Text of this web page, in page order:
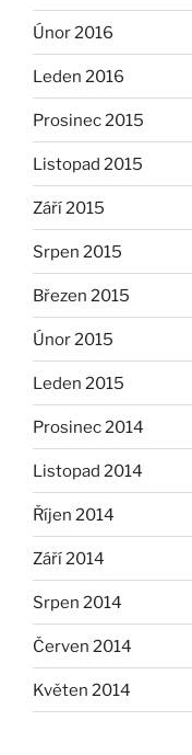
Únor 2016
Leden 2016
Prosinec 2015
Listopad 2015
Září 2015
Srpen 2015
Březen 2015
Únor 2015
Leden 2015
Prosinec 2014
Listopad 2014
Říjen 2014
Září 2014
Srpen 2014
Červen 2014
Květen 2014